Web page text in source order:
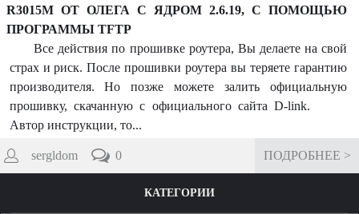
R3015M ОТ ОЛЕГА С ЯДРОМ 2.6.19, С ПОМОЩЬЮ
ПРОГРАММЫ TFTP
Все действия по прошивке роутера, Вы делаете на свой
страх и риск. После прошивки роутера вы теряете гарантию
производителя. Но позже можете залить официальную
прошивку, скачанную с официального сайта D-link.
Автор инструкции, то...
sergldom ПОДРОБНЕЕ >
0
КАТЕГОРИИ